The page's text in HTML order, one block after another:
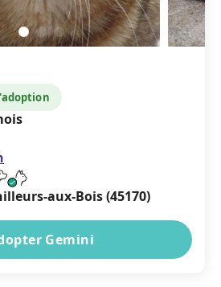
aux-Bois (45170)
Gemini